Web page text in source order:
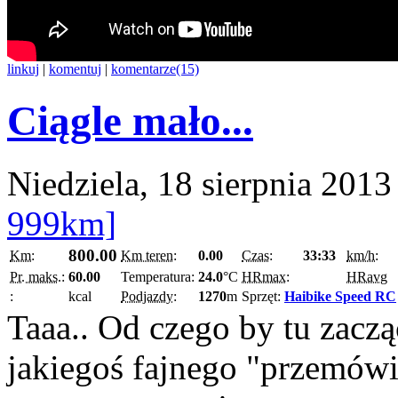
linkuj | komentuj | komentarze(15)
Ciągle mało...
Niedziela, 18 sierpnia 2013
999km]
Km: 800.00 Km teren: 0.00 Czas: 33:33
km/h:
Pr. maks.: 60.00 Temperatura: 24.0°C HRmax:
HRavg
:
kcal Podjazdy: 1270m Sprzęt: Haibike Speed RC
Taaa.. Od czego by tu
jakiegoś fajnego